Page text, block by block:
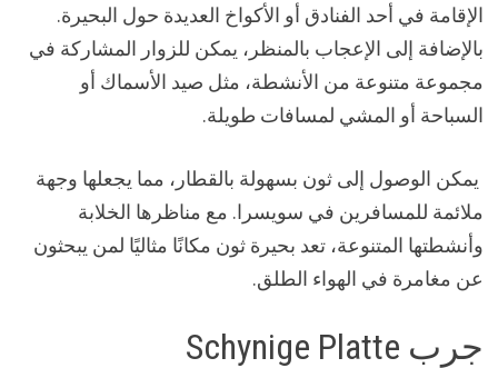
الإقامة في أحد الفنادق أو الأكواخ العديدة حول البحيرة.
بالإضافة إلى الإعجاب بالمنظر، يمكن للزوار المشاركة في
مجموعة متنوعة من الأنشطة، مثل صيد الأسماك أو
السباحة أو المشي لمسافات طويلة.
يمكن الوصول إلى ثون بسهولة بالقطار، مما يجعلها وجهة
ملائمة للمسافرين في سويسرا. مع مناظرها الخلابة
وأنشطتها المتنوعة، تعد بحيرة ثون مكانًا مثاليًا لمن يبحثون
عن مغامرة في الهواء الطلق.
جرب Schynige Platte